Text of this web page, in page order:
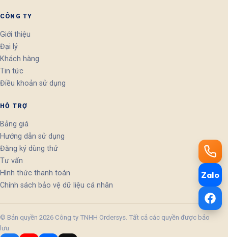
CÔNG TY
Giới thiệu
Đại lý
Khách hàng
Tin tức
Điều khoản sử dụng
HỖ TRỢ
Bảng giá
Hướng dẫn sử dụng
Đăng ký dùng thử
Tư vấn
Hình thức thanh toán
Chính sách bảo vệ dữ liệu cá nhân
© Bản quyền 2026 Công ty TNHH Ordersys. Tất cả các quyền được bảo
lưu.
Zalo